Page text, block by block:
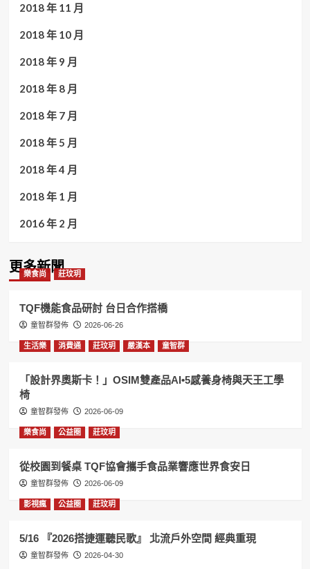
2018 年 11 月
2018 年 10 月
2018 年 9 月
2018 年 8 月
2018 年 7 月
2018 年 5 月
2018 年 4 月
2018 年 1 月
2016 年 2 月
更多新聞
樂食尚 莊玟玥
TQF機能食品研討 台日合作搭橋
童智群發佈 2026-06-26
生活樂 消費通 莊玟玥 嚴漢本 童智群
「設計界奧斯卡！」OSIM雙產品AI•5感養身椅與天王工學
椅
童智群發佈 2026-06-09
樂食尚 公益圈 莊玟玥
從校園到餐桌 TQF協會攜手食品業響應世界食安日
童智群發佈 2026-06-09
影視瘋 公益圈 莊玟玥
5/16 『2026搭捷運聽民歌』 北流戶外空間 經典重現
童智群發佈 2026-04-30